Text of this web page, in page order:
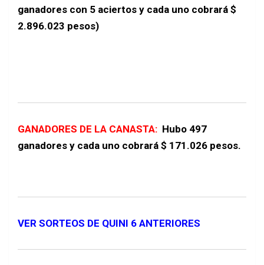
ganadores con 5 aciertos y cada uno cobrará $
2.896.023 pesos)
GANADORES DE LA CANASTA: Hubo 497
ganadores y cada uno cobrará $ 171.026 pesos.
VER SORTEOS DE QUINI 6 ANTERIORES